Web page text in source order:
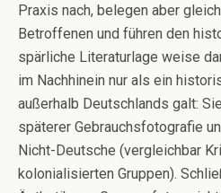
Praxis nach, belegen aber
Betroffenen und führen den
spärliche Literaturlage weise
im Nachhinein nur als ein
außerhalb Deutschlands galt:
späterer Gebrauchsfotografie
Nicht-Deutsche (vergleichbar
kolonialisierten Gruppen).